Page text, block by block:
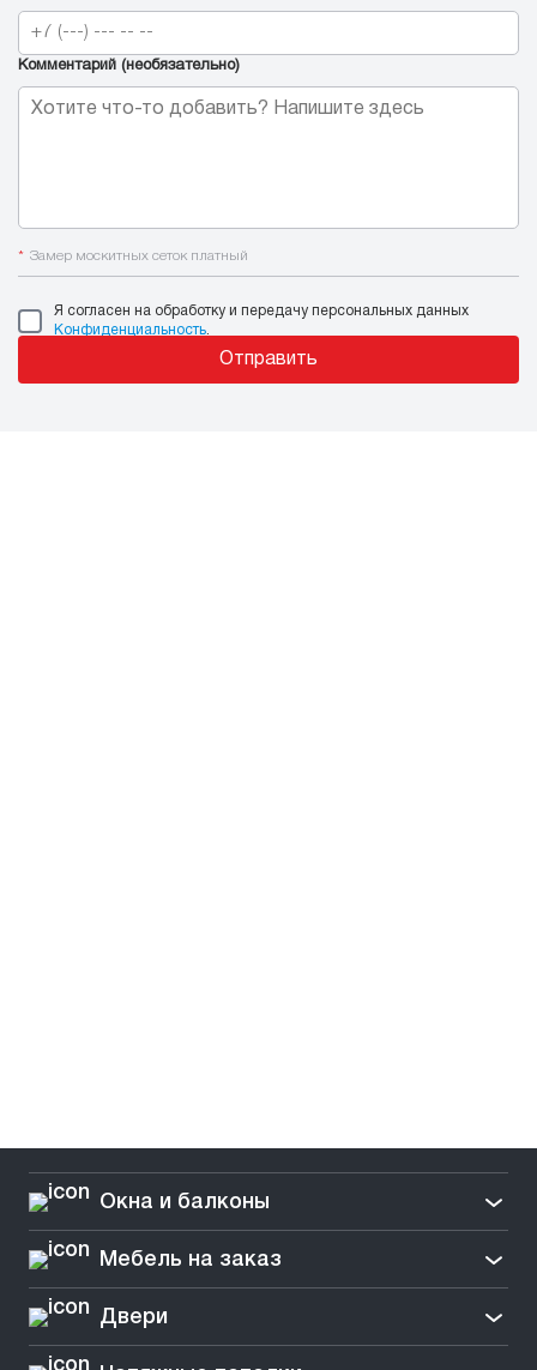
Комментарий (необязательно)
* Замер москитных сеток платный
Я согласен на обработку и передачу персональных данных
Конфиденциальность.
Отправить
Окна и балконы
Мебель на заказ
Двери